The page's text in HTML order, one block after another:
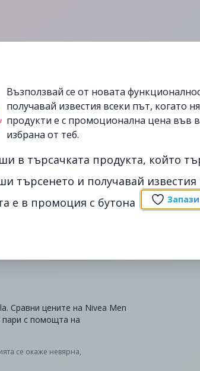
Сравни цените на Nivea Men
с помощта на
се окаже невярна,
Възползвай се от новата
получавай известия всеки път, когато
продукти е с промоционална цена във
избрана от теб.
в търсачката продукта, който
търсенето и получавай известия
е в промоция с бутона